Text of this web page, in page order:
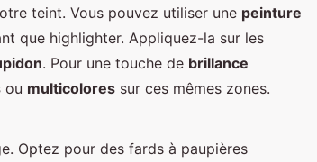
teint. Vous pouvez utiliser une peinture
que highlighter. Appliquez-la sur les
. Pour une touche de brillance
ou multicolores sur ces mêmes zones.
Optez pour des fards à paupières